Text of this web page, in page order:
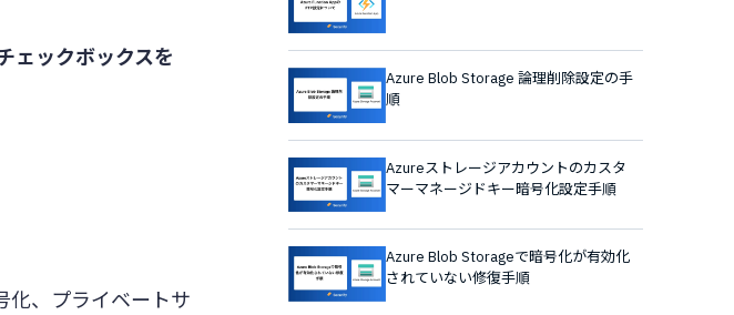
ェックボックスを
化、プライベートサ
Azure Blob Storage 論理削除設定の手
順
Azureストレージアカウントのカスタ
マーマネージドキー暗号化設定手順
Azure Blob Storageで暗号化が有効化
されていない修復手順